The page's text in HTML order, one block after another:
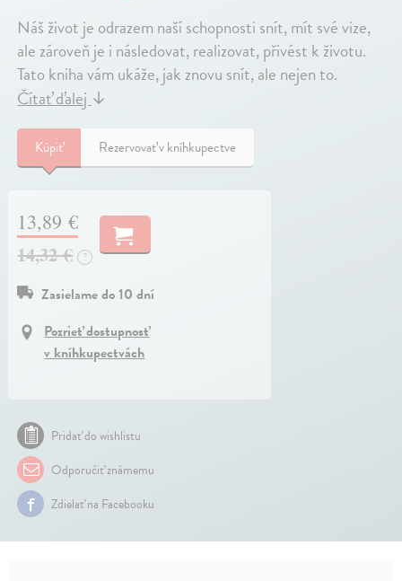
Náš život je odrazem naší schopnosti snít, mít své vize,
ale zároveň je i následovat, realizovat, přivést k životu.
Tato kniha vám ukáže, jak znovu snít, ale nejen to.
Čítať ďalej↓
Kúpiť Rezervovať v kníhkupectve
13,89 €
14,32 €
?
Zasielame do 10 dní
Pozrieť dostupnosť
v kníhkupectvách
Pridať do wishlistu
Odporučiť známemu
Zdielať na Facebooku